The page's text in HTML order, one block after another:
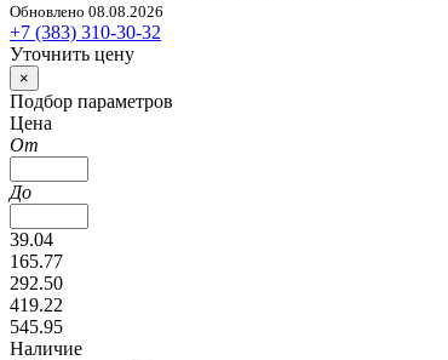
Обновлено 08.08.2026
+7 (383) 310-30-32
Уточнить цену
×
Подбор параметров
Цена
От
До
39.04
165.77
292.50
419.22
545.95
Наличие